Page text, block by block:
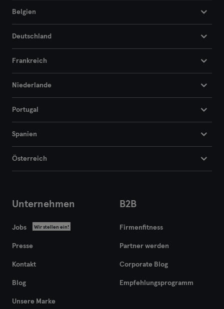
Belgien
Deutschland
Frankreich
Niederlande
Portugal
Spanien
Österreich
Unternehmen
Jobs Wir stellen ein!
Presse
Kontakt
Blog
Unsere Marke
B2B
Firmenfitness
Partner werden
Corporate Blog
Empfehlungsprogramm